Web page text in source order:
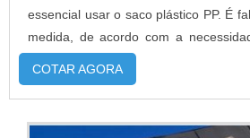
essencial usar o saco plástico PP. É
medida, de acordo com a
cliente. Além de serem fabricados
impressão, este tipo de
amplamente utilizado por
laboratórios, confecções, entre outros
COTAR AGORA